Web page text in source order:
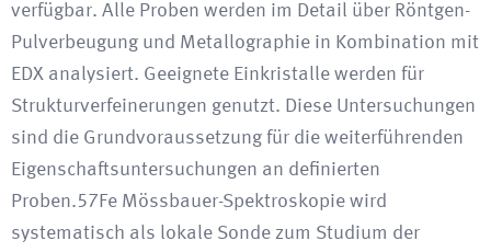
verfügbar. Alle Proben werden im Detail über Röntgen-
Pulverbeugung und Metallographie in Kombination mit
EDX analysiert. Geeignete Einkristalle werden für
Strukturverfeinerungen genutzt. Diese Untersuchungen
sind die Grundvoraussetzung für die weiterführenden
Eigenschaftsuntersuchungen an definierten
Proben.57Fe Mössbauer-Spektroskopie wird
systematisch als lokale Sonde zum Studium der